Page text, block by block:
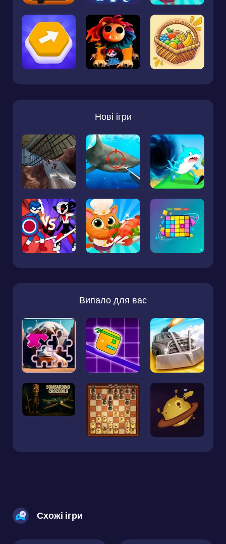
Нові ігри
Випало для вас
Схожі ігри